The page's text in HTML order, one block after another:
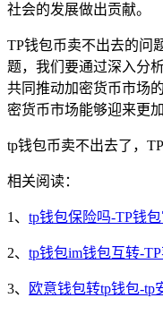
社会的发展做出贡献。
TP钱包币卖不出去的问
题，我们要通过深入分
共同推动加密货币市场
密货币市场能够迎来更
tp钱包币卖不出去了，
相关阅读：
1、 tp钱包保险吗-TP钱
2、 tp钱包im钱包互转-
3、 欧意钱包转tp钱包-tp